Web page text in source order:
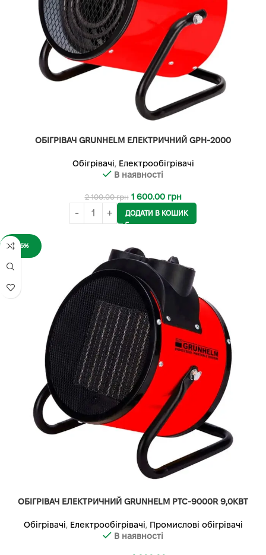
ОБІГРІВАЧ GRUNHELM ЕЛЕКТРИЧНИЙ GPH-2000
Обігрівачі, Електрообігрівачі
В наявності
2 100.00грн 1 600.00 грн
ДОДАТИ В КОШИК
-25%
ОБІГРІВАЧ ЕЛЕКТРИЧНИЙ GRUNHELM PTC-9000R 9,0КВТ
Обігрівачі, Електрообігрівачі, Промислові обігрівачі
В наявності